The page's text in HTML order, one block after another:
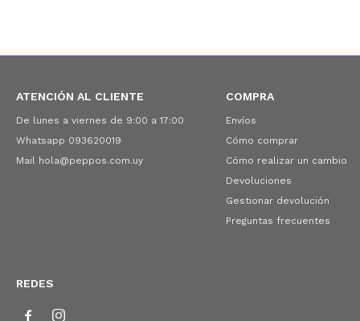
ATENCIÓN AL CLIENTE
De lunes a viernes de 9:00 a 17:00
Whatsapp 093620019
Mail hola@peppos.com.uy
COMPRA
Envíos
Cómo comprar
Cómo realizar un cambio
Devoluciones
Gestionar devolución
Preguntas frecuentes
REDES
 